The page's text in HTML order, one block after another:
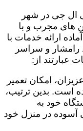
ال جی در شهر
های مجرب و با
ارائه خدمات با
رامشار و سراسر
عبارتند از:
امکان تعمیر
است. بدین ترتیب،
خود به
آسوده در منزل خود